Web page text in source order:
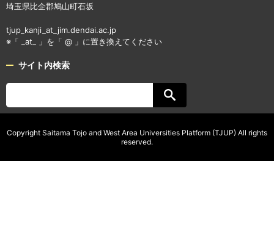
埼玉県比企郡鳩山町石坂
tjup_kanji_at_jim.dendai.ac.jp
※「 _at_ 」を「 @ 」に置き換えてください
サイト内検索
Copyright Saitama Tojo and West Area Universities Platform (TJUP) All rights
reserved.